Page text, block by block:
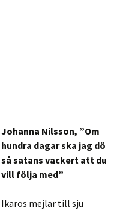
Johanna Nilsson, ”Om
hundra dagar ska jag dö
så satans vackert att du
vill följa med”
Ikaros mejlar till sju